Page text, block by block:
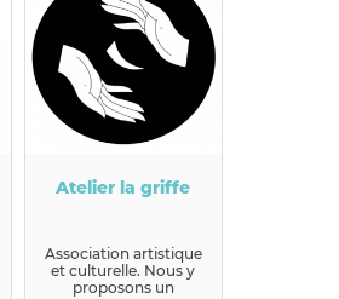
Atelier la griffe
Association artistique
et culturelle. Nous y
proposons un